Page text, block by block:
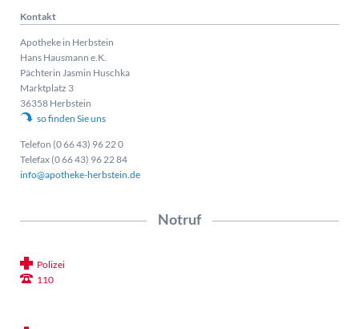
Kontakt
Apotheke in Herbstein
Hans Hausmann e.K.
Pächterin Jasmin Huschka
Marktplatz 3
36358 Herbstein
so finden Sie uns
Telefon (0 66 43) 96 22 0
Telefax (0 66 43) 96 22 84
info@apotheke-herbstein.de
Notruf
Polizei
110